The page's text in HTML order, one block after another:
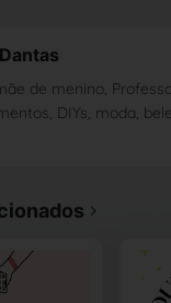
de menino,
DIYs, moda,